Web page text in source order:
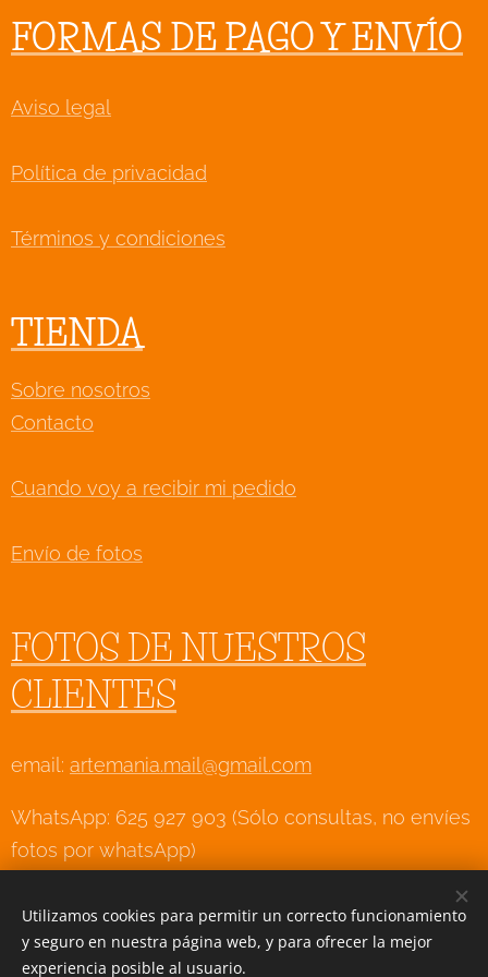
FORMAS DE PAGO Y ENVÍO
Aviso legal
Política de privacidad
Términos y condiciones
TIENDA
Sobre nosotros
Contacto
Cuando voy a recibir mi pedido
Envío de fotos
FOTOS DE NUESTROS
CLIENTES
email: artemania.mail@gmail.com
WhatsApp: 625 927 903 (Sólo consultas, no envíes
fotos por whatsApp)
Creado conWebnode Cookies
Utilizamos cookies para permitir un correcto funcionamiento
y seguro en nuestra página web, y para ofrecer la mejor
experiencia posible al usuario.